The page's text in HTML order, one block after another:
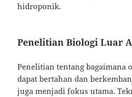
hidroponik.
Penelitian Biologi Luar
Penelitian tentang bagaimana
dapat bertahan dan
juga menjadi fokus utama.